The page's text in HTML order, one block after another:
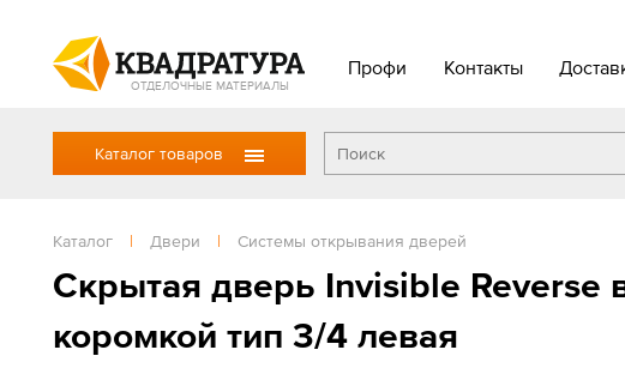
ОТДЕЛОЧНЫЕ МАТЕРИАЛЫ
Профи Контакты
Каталог товаров
Каталог | Двери | Системы открывания дверей
Скрытая дверь Invisible Reverse
коромкой тип 3/4 левая